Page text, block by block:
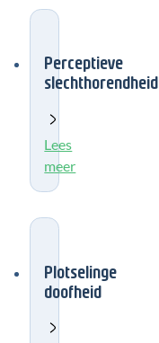
Perceptieve
slechthorendheid
Lees
meer
Plotselinge
doofheid